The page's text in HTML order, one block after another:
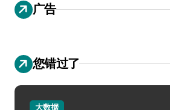
广告
您错过了
大数据